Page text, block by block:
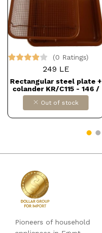
(0 Ratings)
249 LE
Rectangular steel plate +
colander KR/C115 - 146 /
134 Dollars for import
B0BG6BDL1P
Out of stock
Pioneers of household